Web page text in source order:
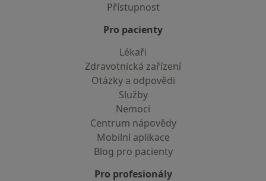
Přístupnost
Pro pacienty
Lékaři
Zdravotnická zařízení
Otázky a odpovědi
Služby
Nemoci
Centrum nápovědy
Mobilní aplikace
Blog pro pacienty
Pro profesionály